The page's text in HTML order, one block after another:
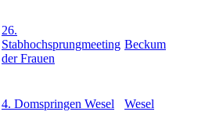
26.
Stabhochsprungmeeting
der Frauen
Beckum
4. Domspringen Wesel Wesel